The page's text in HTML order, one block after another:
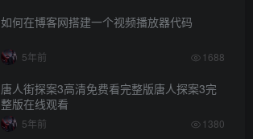
如何在博客网搭建一个视频播放器代码
5年前 1688
唐人街探案3高清免费看完整版唐人探案3完
整版在线观看
5年前 1380